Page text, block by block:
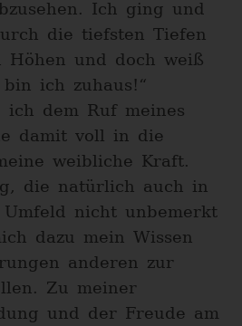
Ich ging und
die tiefsten Tiefen
Höhen und doch weiß
ich zuhaus!“
ich dem Ruf meines
damit voll in die
weibliche Kraft.
die natürlich auch in
nicht unbemerkt
dazu mein Wissen
anderen zur
Zu meiner
und der Freude am